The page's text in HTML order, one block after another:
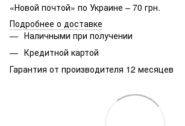
«Новой почтой» по Украине – 70 грн.
Подробнее о доставке
Наличными при получении
Кредитной картой
Гарантия от производителя 12 месяцев